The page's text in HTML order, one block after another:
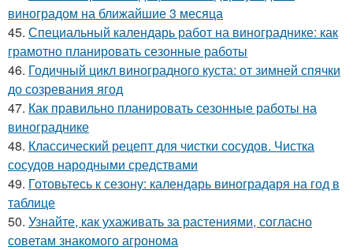
виноградом на ближайшие 3 месяца
45. Специальный календарь работ на винограднике: как
грамотно планировать сезонные работы
46. Годичный цикл виноградного куста: от зимней спячки
до созревания ягод
47. Как правильно планировать сезонные работы на
винограднике
48. Классический рецепт для чистки сосудов. Чистка
сосудов народными средствами
49. Готовьтесь к сезону: календарь виноградаря на год в
таблице
50. Узнайте, как ухаживать за растениями, согласно
советам знакомого агронома